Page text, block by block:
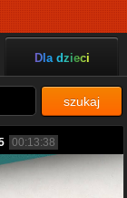
Dla dzieci
szukaj
00:13:38